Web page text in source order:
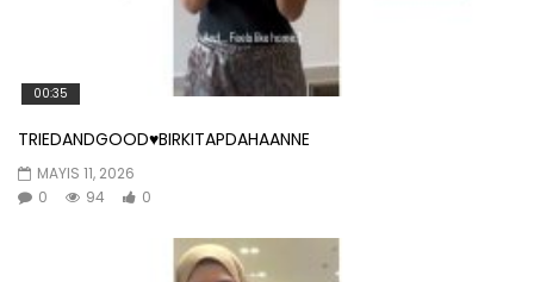
00:35
TRIEDANDGOOD♥️BIRKITAPDAHAANNE
MAYIS 11, 2026
0
94 0